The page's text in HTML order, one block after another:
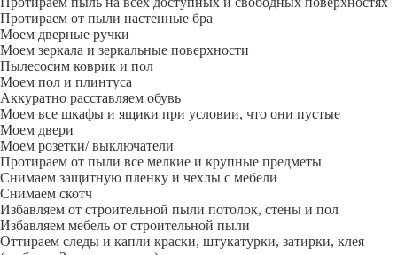
Протираем от пыли настенные бра
Моем дверные ручки
Моем зеркала и зеркальные поверхности
Пылесосим коврик и пол
Моем пол и плинтуса
Аккуратно расставляем обувь
Моем все шкафы и ящики при условии, что они пустые
Моем двери
Моем розетки/ выключатели
Протираем от пыли все мелкие и крупные предметы
Снимаем защитную пленку и чехлы с мебели
Снимаем скотч
Избавляем от строительной пыли потолок, стены и пол
Избавляем мебель от строительной пыли
Оттираем следы и капли краски, штукатурки, затирки, клея